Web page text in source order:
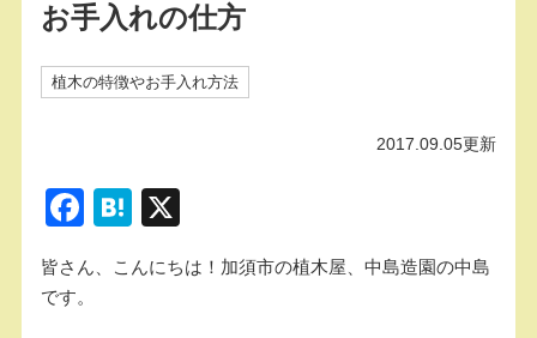
お手入れの仕方
植木の特徴やお手入れ方法
2017.09.05更新
F
c
H
e
皆さん、こんにちは！加須市の植木屋、中島造園の中島
です。